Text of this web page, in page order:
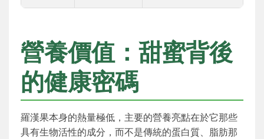
營養價值：甜蜜背後
的健康密碼
羅漢果本身的熱量極低，主要的營養亮點在於它那些
具有生物活性的成分，而不是傳統的蛋白質、脂肪那